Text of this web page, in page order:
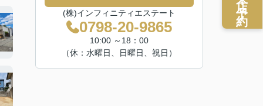
(株)インフィニティエステート
0798-20-9865
10:00 ～18：00
（休：水曜日、日曜日、祝日）